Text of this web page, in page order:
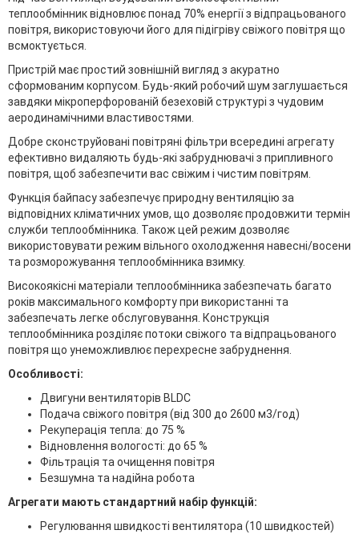
теплообмінник відновлює понад 70% енергії з відпрацьованого
повітря, використовуючи його для підігріву свіжого повітря що
всмоктується.
Пристрій має простий зовнішній вигляд з акуратно
сформованим корпусом. Будь-який робочий шум заглушається
завдяки мікроперфорованій безеховій структурі з чудовим
аеродинамічними властивостями.
Добре сконструйовані повітряні фільтри всередині агрегату
ефективно видаляють будь-які забруднювачі з припливного
повітря, щоб забезпечити вас свіжим і чистим повітрям.
Функція байпасу забезпечує природну вентиляцію за
відповідних кліматичних умов, що дозволяє продовжити термін
служби теплообмінника. Також цей режим дозволяє
використовувати режим вільного охолодження навесні/восени
та розморожування теплообмінника взимку.
Високоякісні матеріали теплообмінника забезпечать багато
років максимального комфорту при використанні та
забезпечать легке обслуговування. Конструкція
теплообмінника розділяє потоки свіжого та відпрацьованого
повітря що унеможливлює перехресне забруднення.
Особливості:
Двигуни вентиляторів BLDC
Подача свіжого повітря (від 300 до 2600 м3/год)
Рекуперація тепла: до 75 %
Відновлення вологості: до 65 %
Фільтрація та очищення повітря
Безшумна та надійна робота
Агрегати мають стандартний набір функцій:
Регулювання швидкості вентилятора (10 швидкостей)